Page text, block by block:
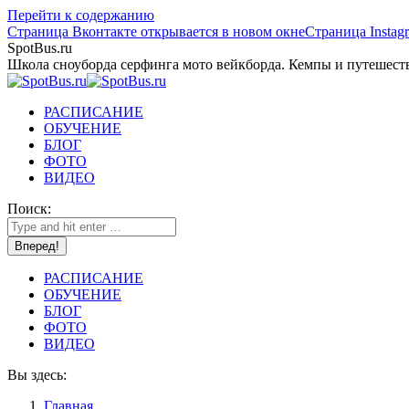
Перейти к содержанию
Страница Вконтакте открывается в новом окнеСтраница
SpotBus.ru
Школа сноуборда серфинга мото вейкборда. Кемпы и
РАСПИСАНИЕ
ОБУЧЕНИЕ
БЛОГ
ФОТО
ВИДЕО
Поиск:
РАСПИСАНИЕ
ОБУЧЕНИЕ
БЛОГ
ФОТО
ВИДЕО
Вы здесь:
Главная